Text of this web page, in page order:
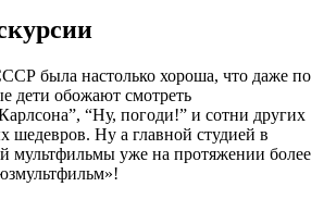
была настолько хороша, что даже по
дети обожают смотреть
“Ну, погоди!” и сотни других
шедевров. Ну а главной студией в
мультфильмы уже на протяжении более